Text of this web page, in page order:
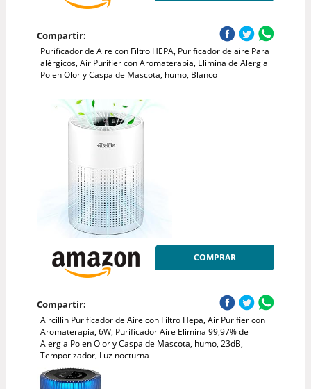
Compartir:
Purificador de Aire con Filtro HEPA, Purificador de aire Para
alérgicos, Air Purifier con Aromaterapia, Elimina de Alergia
Polen Olor y Caspa de Mascota, humo, Blanco
COMPRAR
Compartir:
Aircillin Purificador de Aire con Filtro Hepa, Air Purifier con
Aromaterapia, 6W, Purificador Aire Elimina 99,97% de
Alergia Polen Olor y Caspa de Mascota, humo, 23dB,
Temporizador, Luz nocturna